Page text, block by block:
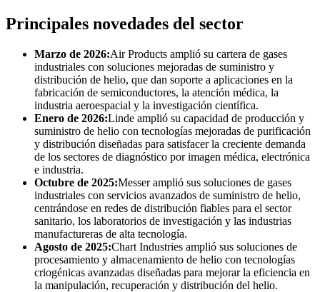
Principales novedades del sector
Marzo de 2026:Air Products amplió su cartera de gases
industriales con soluciones mejoradas de suministro y
distribución de helio, que dan soporte a aplicaciones en la
fabricación de semiconductores, la atención médica, la
industria aeroespacial y la investigación científica.
Enero de 2026:Linde amplió su capacidad de producción y
suministro de helio con tecnologías mejoradas de purificación
y distribución diseñadas para satisfacer la creciente demanda
de los sectores de diagnóstico por imagen médica, electrónica
e industria.
Octubre de 2025:Messer amplió sus soluciones de gases
industriales con servicios avanzados de suministro de helio,
centrándose en redes de distribución fiables para el sector
sanitario, los laboratorios de investigación y las industrias
manufactureras de alta tecnología.
Agosto de 2025:Chart Industries amplió sus soluciones de
procesamiento y almacenamiento de helio con tecnologías
criogénicas avanzadas diseñadas para mejorar la eficiencia en
la manipulación, recuperación y distribución del helio.